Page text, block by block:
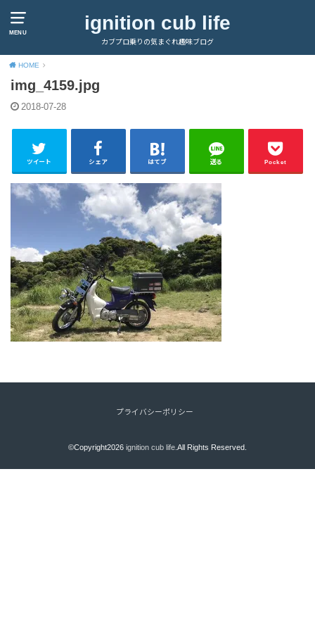
MENU ignition cub life
カブプロ乗りの気まぐれ趣味ブログ
HOME
img_4159.jpg
2018-07-28
ツイート シェア はてブ 送る Pocket
プライバシーポリシー
©Copyright2026 ignition cub life.All Rights Reserved.